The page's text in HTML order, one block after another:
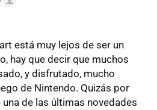
está muy lejos de ser un
hay que decir que muchos
y disfrutado, mucho
de Nintendo. Quizás por
de las últimas novedades